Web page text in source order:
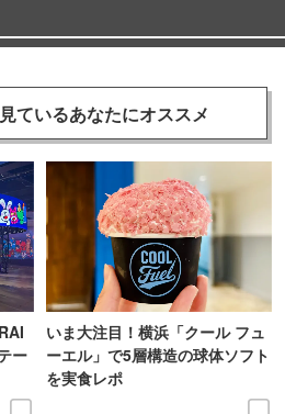
ているあなたにオススメ
ー
いま大注目！横浜「クール フュ
ーエル」で5層構造の球体ソフト
を実食レポ